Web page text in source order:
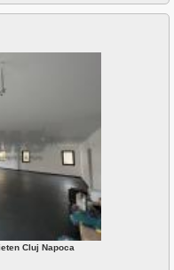
Cluj Napoca